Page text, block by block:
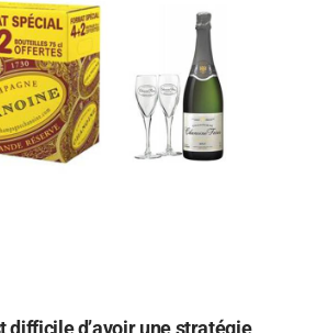
difficile d’avoir une stratégie